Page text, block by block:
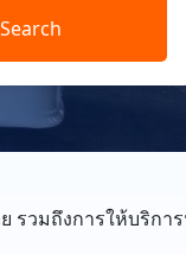
Search
วมถึงการให้บริกา